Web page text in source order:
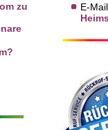
zu
E-